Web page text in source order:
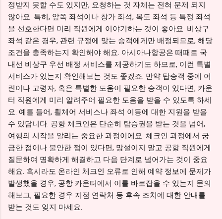
정받지 못할 수도 있지만, 요청하는 것 자체는 전혀 문제 되지
않아요. 특히, 앞쪽 좌석이나 창가 좌석, 복도 좌석 등 특정 좌석
을 선호한다면 미리 직원에게 이야기하는 것이 좋아요. 비상구
좌석 같은 경우, 관련 규정에 맞는 승객에게만 배정되므로, 해당
조건을 충족하는지 확인해야 해요. 아시아나항공은 때때로 국
내선 비상구 우선 배정 서비스를 제공하기도 하므로, 이런 특별
서비스가 있는지 확인해보는 것도 좋겠죠. 만약 탑승객 중에 어
린이나 고령자, 혹은 특별한 도움이 필요한 승객이 있다면, 카운
터 직원에게 미리 알려주어 필요한 도움을 받을 수 있도록 하세
요. 예를 들어, 휠체어 서비스나 좌석 이동에 대한 지원을 받을
수 있답니다. 공항 체크인은 단순히 탑승권을 받는 것을 넘어,
여행의 시작을 알리는 중요한 과정이에요. 체크인 과정에서 궁
금한 점이나 불안한 점이 있다면, 망설이지 말고 공항 직원에게
질문하여 명확하게 해결하고 다음 단계로 넘어가는 것이 중요
해요. 혹시라도 온라인 체크인 오류로 인해 예약 정보에 문제가
발생했을 경우, 공항 카운터에서 이를 바로잡을 수 있는지 문의
해보고, 필요한 경우 지점 연락처 등 후속 조치에 대한 안내를
받는 것도 잊지 마세요.